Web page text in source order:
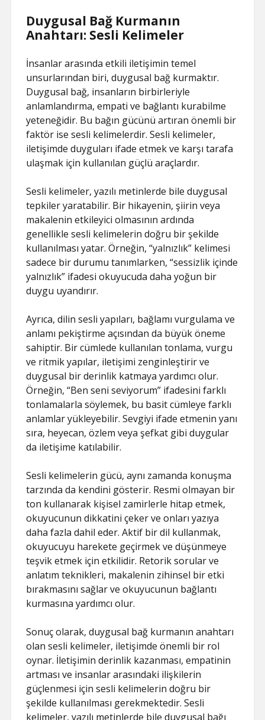
Duygusal Bağ Kurmanın
Anahtarı: Sesli Kelimeler
İnsanlar arasında etkili iletişimin temel
unsurlarından biri, duygusal bağ kurmaktır.
Duygusal bağ, insanların birbirleriyle
anlamlandırma, empati ve bağlantı kurabilme
yeteneğidir. Bu bağın gücünü artıran önemli bir
faktör ise sesli kelimelerdir. Sesli kelimeler,
iletişimde duyguları ifade etmek ve karşı tarafa
ulaşmak için kullanılan güçlü araçlardır.
Sesli kelimeler, yazılı metinlerde bile duygusal
tepkiler yaratabilir. Bir hikayenin, şiirin veya
makalenin etkileyici olmasının ardında
genellikle sesli kelimelerin doğru bir şekilde
kullanılması yatar. Örneğin, “yalnızlık” kelimesi
sadece bir durumu tanımlarken, “sessizlik içinde
yalnızlık” ifadesi okuyucuda daha yoğun bir
duygu uyandırır.
Ayrıca, dilin sesli yapıları, bağlamı vurgulama ve
anlamı pekiştirme açısından da büyük öneme
sahiptir. Bir cümlede kullanılan tonlama, vurgu
ve ritmik yapılar, iletişimi zenginleştirir ve
duygusal bir derinlik katmaya yardımcı olur.
Örneğin, “Ben seni seviyorum” ifadesini farklı
tonlamalarla söylemek, bu basit cümleye farklı
anlamlar yükleyebilir. Sevgiyi ifade etmenin yanı
sıra, heyecan, özlem veya şefkat gibi duygular
da iletişime katılabilir.
Sesli kelimelerin gücü, aynı zamanda konuşma
tarzında da kendini gösterir. Resmi olmayan bir
ton kullanarak kişisel zamirlerle hitap etmek,
okuyucunun dikkatini çeker ve onları yazıya
daha fazla dahil eder. Aktif bir dil kullanmak,
okuyucuyu harekete geçirmek ve düşünmeye
teşvik etmek için etkilidir. Retorik sorular ve
anlatım teknikleri, makalenin zihinsel bir etki
bırakmasını sağlar ve okuyucunun bağlantı
kurmasına yardımcı olur.
Sonuç olarak, duygusal bağ kurmanın anahtarı
olan sesli kelimeler, iletişimde önemli bir rol
oynar. İletişimin derinlik kazanması, empatinin
artması ve insanlar arasındaki ilişkilerin
güçlenmesi için sesli kelimelerin doğru bir
şekilde kullanılması gerekmektedir. Sesli
kelimeler, yazılı metinlerde bile duygusal bağı